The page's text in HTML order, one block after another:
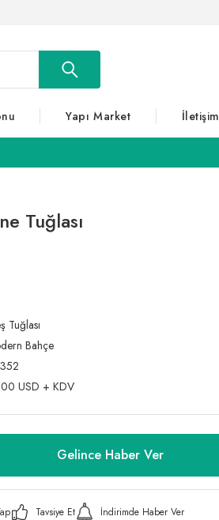
Yapı Market İletişim
Tuğlası
Tuğlası
Bahçe
USD + KDV
Gelince Haber Ver
Tavsiye Et İndirimde Haber Ver